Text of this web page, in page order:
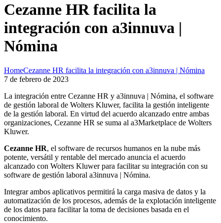
Cezanne HR facilita la
integración con a3innuva |
Nómina
HomeCezanne HR facilita la integración con a3innuva | Nómina
7 de febrero de 2023
La integración entre Cezanne HR y a3innuva | Nómina, el software
de gestión laboral de Wolters Kluwer, facilita la gestión inteligente
de la gestión laboral. En virtud del acuerdo alcanzado entre ambas
organizaciones, Cezanne HR se suma al a3Marketplace de Wolters
Kluwer.
Cezanne HR, el software de recursos humanos en la nube más
potente, versátil y rentable del mercado anuncia el acuerdo
alcanzado con Wolters Kluwer para facilitar su integración con su
software de gestión laboral a3innuva | Nómina.
Integrar ambos aplicativos permitirá la carga masiva de datos y la
automatización de los procesos, además de la explotación inteligente
de los datos para facilitar la toma de decisiones basada en el
conocimiento.